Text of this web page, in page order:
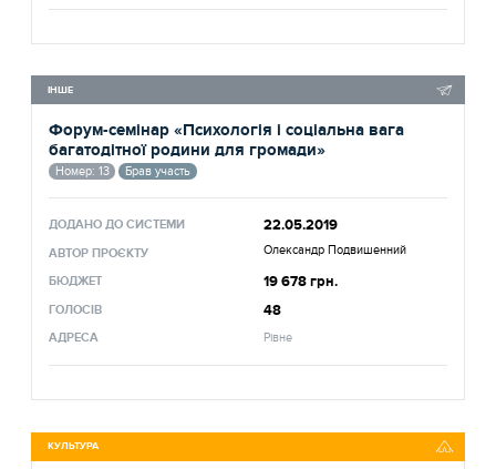
ІНШЕ
Форум-семінар «Психологія і соціальна вага
багатодітної родини для громади»
Номер: 13 Брав участь
ДОДАНО ДО СИСТЕМИ 22.05.2019
АВТОР ПРОЄКТУ Олександр Подвишенний
БЮДЖЕТ 19 678 грн.
ГОЛОСІВ 48
АДРЕСА Рівне
КУЛЬТУРА